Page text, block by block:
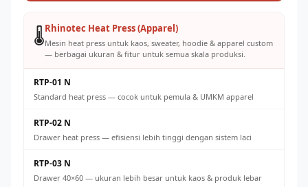
🌡️Rhinotec Heat Press (Apparel)
Mesin heat press untuk kaos, sweater, hoodie & apparel custom
— berbagai ukuran & fitur untuk semua skala produksi.
RTP-01 N
Standard heat press — cocok untuk pemula & UMKM apparel
RTP-02 N
Drawer heat press — efisiensi lebih tinggi dengan sistem laci
RTP-03 N
Drawer 40×60 — ukuran lebih besar untuk kaos & produk lebar